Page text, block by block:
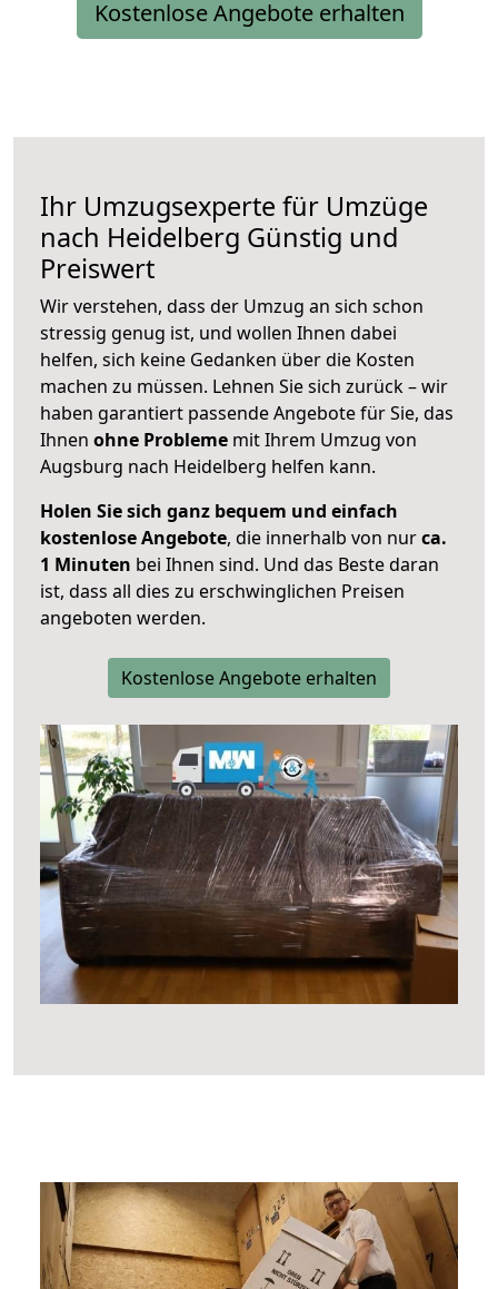
Kostenlose Angebote erhalten
Ihr Umzugsexperte für Umzüge
nach Heidelberg Günstig und
Preiswert
Wir verstehen, dass der Umzug an sich schon
stressig genug ist, und wollen Ihnen dabei
helfen, sich keine Gedanken über die Kosten
machen zu müssen. Lehnen Sie sich zurück – wir
haben garantiert passende Angebote für Sie, das
Ihnen ohne Probleme mit Ihrem Umzug von
Augsburg nach Heidelberg helfen kann.
Holen Sie sich ganz bequem und einfach
kostenlose Angebote, die innerhalb von nurca.
1 Minuten bei Ihnen sind. Und das Beste daran
ist, dass all dies zu erschwinglichen Preisen
angeboten werden.
Kostenlose Angebote erhalten